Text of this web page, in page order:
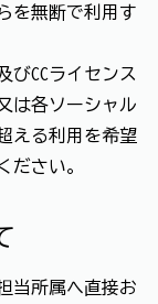
を無断で利用す
びCCライセンス
は各ソーシャル
える利用を希望
ださい。
当所属へ直接お